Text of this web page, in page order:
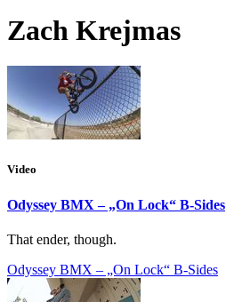
Zach Krejmas
Video
Odyssey BMX – „On Lock“ B-Sides
That ender, though.
Odyssey BMX – „On Lock“ B-Sides